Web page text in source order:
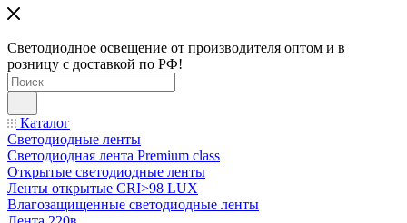
Светодиодное освещение от производителя оптом и в
розницу с доставкой по РФ!
Каталог
Светодиодные ленты
Светодиодная лента Premium class
Открытые светодиодные ленты
Ленты открытые CRI>98 LUX
Влагозащищенные светодиодные ленты